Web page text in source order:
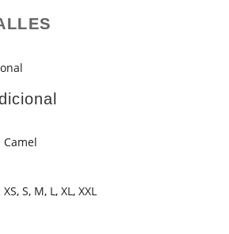
Camel
XS,S, M, L ,XL ,XXL